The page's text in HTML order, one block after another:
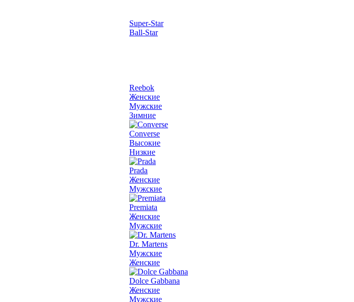
Super-Star
Ball-Star
Reebok
Женские
Мужские
Зимние
Converse
Высокие
Низкие
Prada
Женские
Мужские
Premiata
Женские
Мужские
Dr. Martens
Мужские
Женские
Dolce Gabbana
Женские
Мужские